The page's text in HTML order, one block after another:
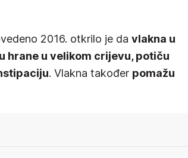
2016. otkrilo je da vlakna u
hrane u velikom crijevu, potiču
. Vlakna također pomažu